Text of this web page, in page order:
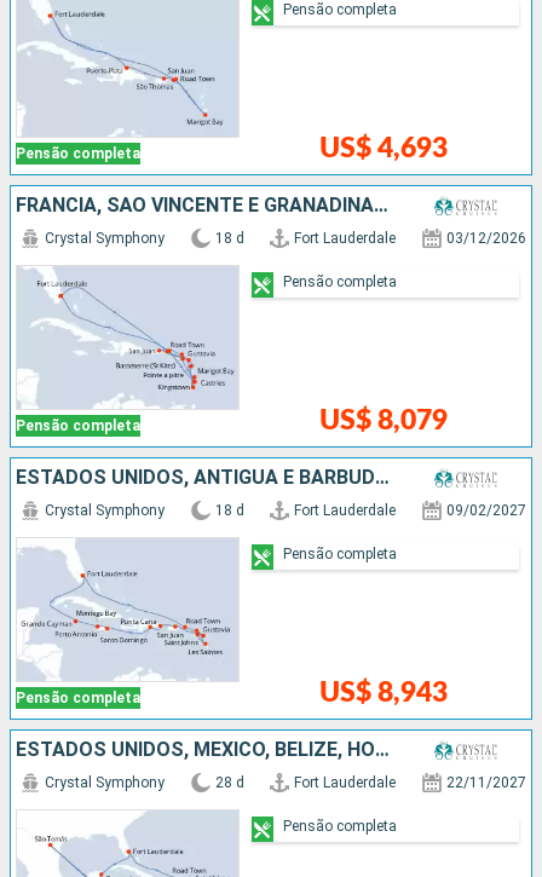
Pensão completa US$ 4,693
Pensão completa
FRANCIA, SÃO VINCENTE E GRANADINAS, SANTA LUCIA, PORTO RICO, ANTIGUA E BARBUDA, ESTADOS UNIDOS
Pensão completa
Crystal Symphony 18 d Fort Lauderdale 03/12/2026
US$ 8,079
Pensão completa
ESTADOS UNIDOS, ANTIGUA E BARBUDA, FRANCIA, PORTO RICO, REPUBLICA DOMINICANA, JAMAICA, ISLAS CAIMÁN
Pensão completa
Crystal Symphony 18 d Fort Lauderdale 09/02/2027
US$ 8,943
Pensão completa
ESTADOS UNIDOS, MÉXICO, BELIZE, HONDURAS, COSTA RICA, PANAMÁ, COLOMBIA, ARUBA, SANTA LUCIA, PORTO RICO, REPUBLICA DOMINICANA, ANTIGUA E BARBUDA, FRANCIA
Crystal Symphony 28 d Fort Lauderdale 22/11/2027
Pensão completa